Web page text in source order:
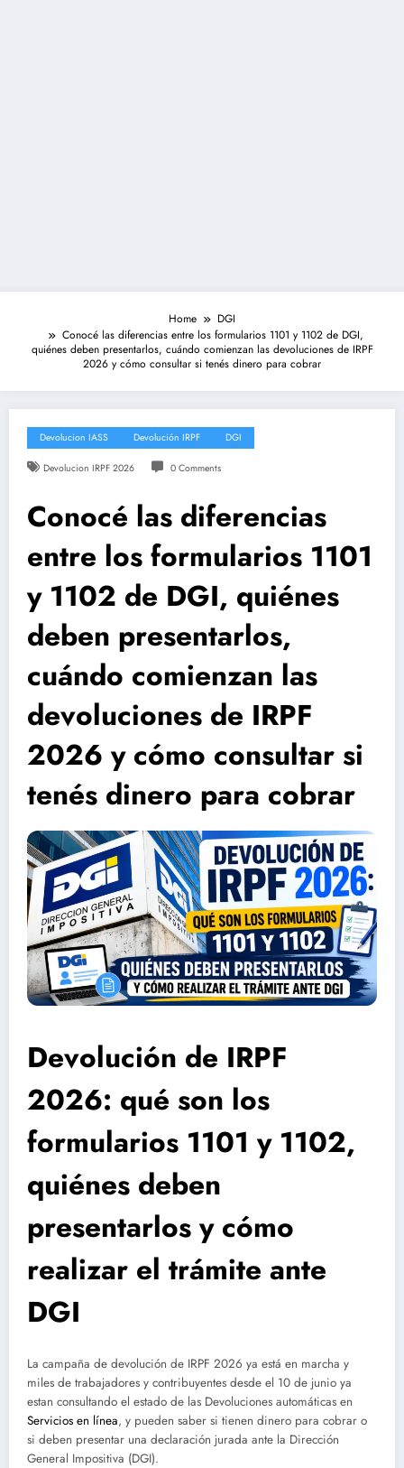
Home
DGI
Conocé las diferencias entre los formularios 1101 y 1102 de DGI,
quiénes deben presentarlos, cuándo comienzan las devoluciones de IRPF
2026 y cómo consultar si tenés dinero para cobrar
Devolucion IASS Devolución IRPF DGI
Devolucion IRPF 2026 0 Comments
Conocé las diferencias
entre los formularios 1101
y 1102 de DGI, quiénes
deben presentarlos,
cuándo comienzan las
devoluciones de IRPF
2026 y cómo consultar si
tenés dinero para cobrar
Devolución de IRPF
2026: qué son los
formularios 1101 y 1102,
quiénes deben
presentarlos y cómo
realizar el trámite ante
DGI
La campaña de devolución de IRPF 2026 ya está en marcha y
miles de trabajadores y contribuyentes desde el 10 de junio ya
estan consultando el estado de las Devoluciones automáticas en
Servicios en línea, y pueden saber si tienen dinero para cobrar o
si deben presentar una declaración jurada ante la Dirección
General Impositiva (DGI).